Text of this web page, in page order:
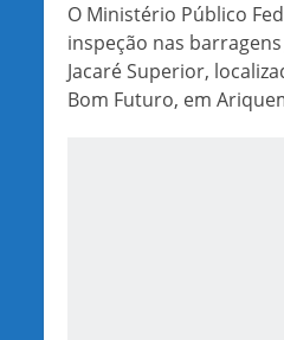
O Ministério Público
inspeção nas
Jacaré Superior,
Bom Futuro, em